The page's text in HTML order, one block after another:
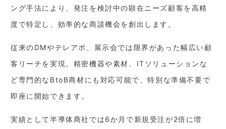
ング手法により、発注を検討中の顕在ニーズ顧客を高精
度で特定し、効率的な商談機会を創出します。
従来のDMやテレアポ、展示会では限界があった幅広い顧
客リーチを実現。精密機器や素材、ITソリューションな
ど専門的なBtoB商材にも対応可能で、特別な準備不要で
即座に開始できます。
実績として半導体商社では6か月で新規受注が2倍に増